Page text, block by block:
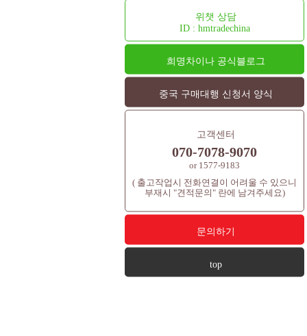
위챗 상담
ID : hmtradechina
희명차이나 공식블로그
중국 구매대행 신청서 양식
고객센터
070-7078-9070
or 1577-9183
( 출고작업시 전화연결이 어려울 수 있으니
부재시 "견적문의" 란에 남겨주세요)
문의하기
top